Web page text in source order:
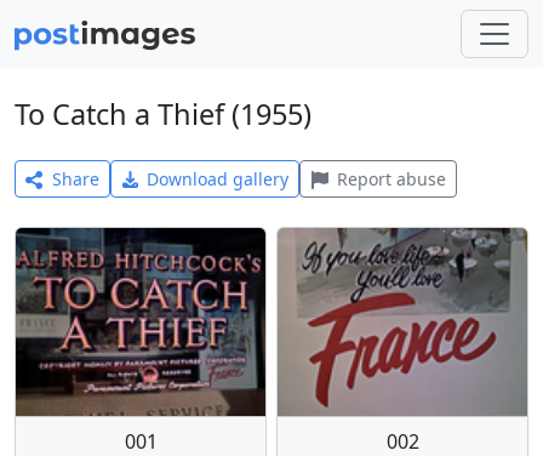
To Catch a Thief (1955)
Share Download gallery Report abuse
001 002